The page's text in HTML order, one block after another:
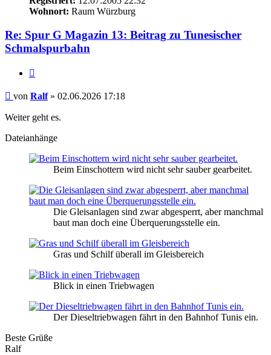
Wohnort: Raum Würzburg
Re: Spur G Magazin 13: Beitrag zu Tunesischer
Schmalspurbahn
Beitrag
von Ralf» 02.06.2026 17:18
Weiter geht es.
Dateianhänge
Beim Einschottern wird nicht sehr sauber gearbeitet.
Die Gleisanlagen sind zwar abgesperrt, aber manchmal
baut man doch eine Überquerungsstelle ein.
Gras und Schilf überall im Gleisbereich
Blick in einen Triebwagen
Der Dieseltriebwagen fährt in den Bahnhof Tunis ein.
Beste Grüße
Ralf